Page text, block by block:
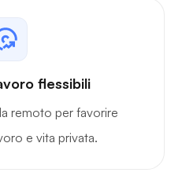
flessibili
remoto per favorire
e vita privata.